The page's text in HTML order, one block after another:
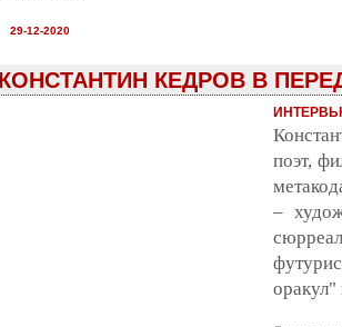
29-12-2020
КОНСТАНТИН КЕДРОВ В
поэт,
–
оракул"